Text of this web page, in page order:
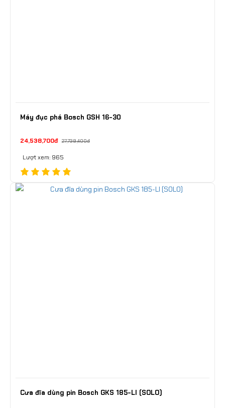
Máy đục phá Bosch GSH 16-30
24,538,700đ 27,739,400đ
Lượt xem: 965
Cưa đĩa dùng pin Bosch GKS 185-LI (SOLO)